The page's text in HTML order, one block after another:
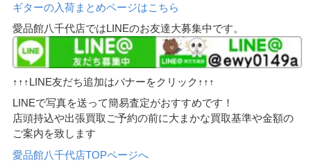
ギターの入荷まとめページはこちら
愛品館八千代店ではLINEのお友達大募集中です。
↑↑↑LINE友だち追加はバナーをクリック↑↑↑
LINEで写真を送って簡易査定がおすすめです！
店頭持込や出張買取ご予約の前に大まかな買取基準や金額の
ご案内を致します
愛品館八千代店TOPページへ